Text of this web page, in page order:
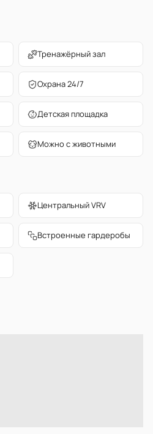
Тренажёрный зал
Охрана 24/7
Детская площадка
Можно с животными
Центральный VRV
Встроенные гардеробы